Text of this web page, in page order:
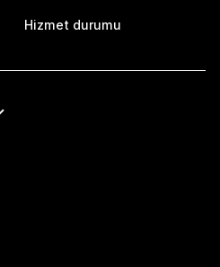
Hizmet durumu